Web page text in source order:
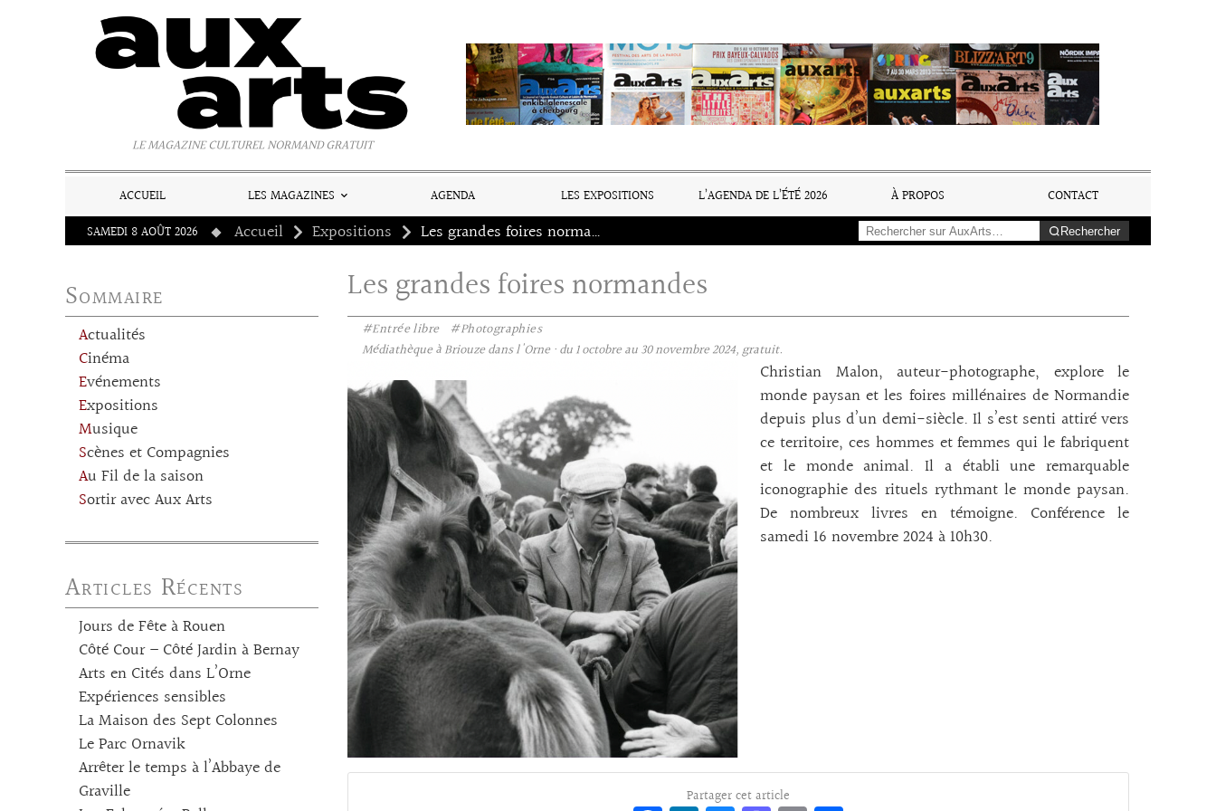
LE MAGAZINE CULTUREL NORMAND GRATUIT
ACCUEIL LES MAGAZINES AGENDA LES EXPOSITIONS L’AGENDA DE L’ÉTÉ 2026 À PROPOS
CONTACT
SAMEDI 8 AOÛT 2026
Accueil Expositions Les grandes foires normandes Rechercher
Sommaire
Actualités
Cinéma
Evénements
Expositions
Musique
Scènes et Compagnies
Au Fil de la saison
Sortir avec Aux Arts
Articles Récents
Jours de Fête à Rouen
Côté Cour – Côté Jardin à Bernay
Arts en Cités dans L’Orne
Expériences sensibles
La Maison des Sept Colonnes
Le Parc Ornavik
Arrêter le temps à l’Abbaye de
Graville
Les grandes foires normandes
#Entrée libre
#Photographies
Médiathèque à Briouze dans l'Orne · du 1 octobre au 30 novembre 2024, gratuit.
Christian Malon, auteur-photographe, explore le
monde paysan et les foires millénaires de Normandie
depuis plus d’un demi-siècle. Il s’est senti attiré vers
ce territoire, ces hommes et femmes qui le fabriquent
et le monde animal. Il a établi une remarquable
iconographie des rituels rythmant le monde paysan.
De nombreux livres en témoigne. Conférence le
samedi 16 novembre 2024 à 10h30.
Partager cet article
Panneau de gestion des cookies